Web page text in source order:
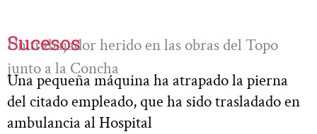
Sucesos
Un trabajador herido en las obras del Topo
junto a la Concha
Una pequeña máquina ha atrapado la pierna
del citado empleado, que ha sido trasladado en
ambulancia al Hospital